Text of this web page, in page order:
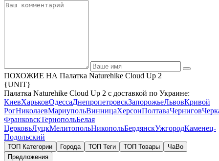
ПОХОЖИЕ НА Палатка Naturehike Cloud Up 2
{UNIT}
Палатка Naturehike Cloud Up 2 с доставкой по Украине:
КиевХарьковОдессаДнепропетровскЗапорожьеЛьвовКривой
РогНиколаевМариупольВинницаХерсонПолтаваЧернигов
ФранковскТернопольБелая
ЦерковьЛуцкМелитопольНикопольБердянскУжгородКаменец-
Подольский
ТОП Категории Города ТОП Теги ТОП Товары
ЧаВо
Предложения